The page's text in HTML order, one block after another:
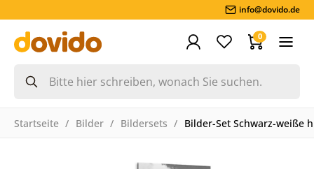
info@dovido.de
0
Startseite Bilder Bildersets Bilder-Set Schwarz-weiße